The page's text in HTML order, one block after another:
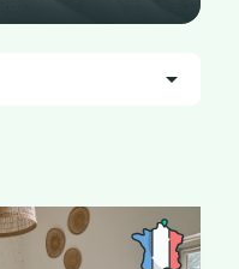
